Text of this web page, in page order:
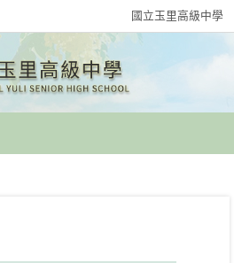
國立玉里高級中學